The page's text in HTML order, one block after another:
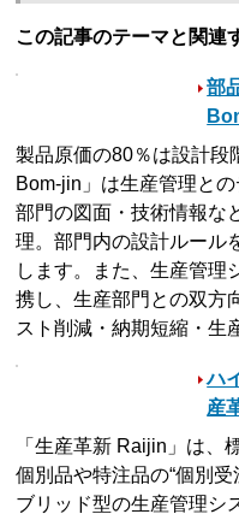
この記事のテーマと関連
部
製品原価の80％は設計段
Bom-jin」は生産管理と
部門の図面・技術情報な
理。部門内の設計ルール
します。また、生産管理
携し、生産部門との双方
スト削減・納期短縮・生
ハ
産
「生産革新 Raijin」は、
個別品や特注品の“個別
ブリッド型の生産管理シ